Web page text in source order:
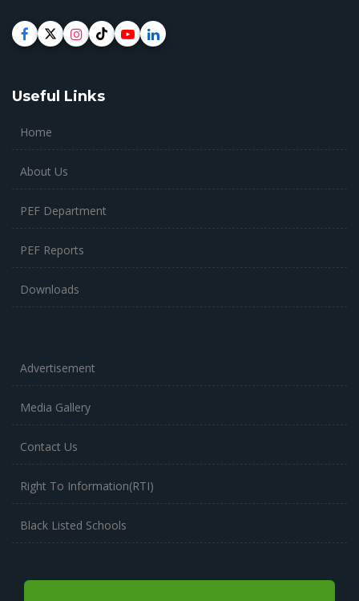
Useful Links
Home
About Us
PEF Department
PEF Reports
Downloads
Advertisement
Media Gallery
Contact Us
Right To Information(RTI)
Black Listed Schools